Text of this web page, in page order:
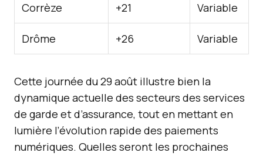
Corrèze +21 Variable
Drôme +26 Variable
Cette journée du 29 août illustre bien la
dynamique actuelle des secteurs des services
de garde et d’assurance, tout en mettant en
lumière l’évolution rapide des paiements
numériques. Quelles seront les prochaines